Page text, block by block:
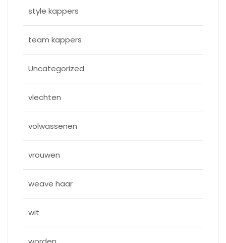
style kappers
team kappers
Uncategorized
vlechten
volwassenen
vrouwen
weave haar
wit